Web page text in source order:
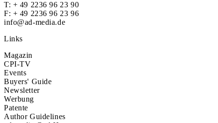
T: + 49 2236 96 23 90
F: + 49 2236 96 23 96
info@ad-media.de
Links
Magazin
CPI-TV
Events
Buyers' Guide
Newsletter
Werbung
Patente
Author Guidelines